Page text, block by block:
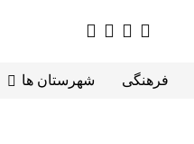
فرهنگی شهرستان ها